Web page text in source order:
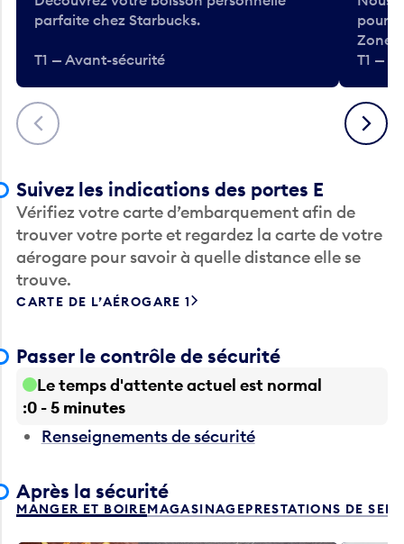
Précédent
parfaite chez Starbucks.
T1 — Avant-sécurité
pour
Zone.
T1 —
Suivant
Suivez les indications des portes E
Vérifiez votre carte d’embarquement afin de
trouver votre porte et regardez la carte de votre
aérogare pour savoir à quelle distance elle se
trouve.
CARTE DE L’AÉROGARE 1
Passer le contrôle de sécurité
Le temps d'attente actuel est normal
0 - 5 minutes
Renseignements de sécurité
Après la sécurité
MANGER ET BOIREMAGASINAGEPRESTATIONS DE